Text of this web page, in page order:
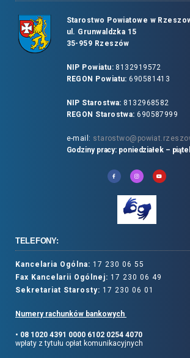
Starostwo Powiatowe w
ul. Grunwaldzka 15
35-959 Rzeszów
NIP Powiatu:8132919572
REGON Powiatu: 690581413
NIP Starostwa: 8132968582
REGON Starostwa: 690587999
e-mail:
Godziny pracy: poniedziałek –
TELEFONY:
Kancelaria Ogólna: 17 230 06 55
Fax Kancelarii Ogólnej: 17 230 06 49
Sekretariat Starosty: 17 230 06 01
Numery rachunków bankowych
• 08 1020 4391 0000 6102 0254 4070
wpłaty z tytułu opłat komunikacyjnych